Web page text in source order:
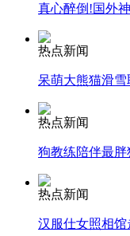
安徽一实载49
走！跟着总书记
消防员救轻生者
真心醉倒!国外
热点新闻
呆萌大熊猫滑雪
热点新闻
狗教练陪伴最
热点新闻
汉服仕女照相馆